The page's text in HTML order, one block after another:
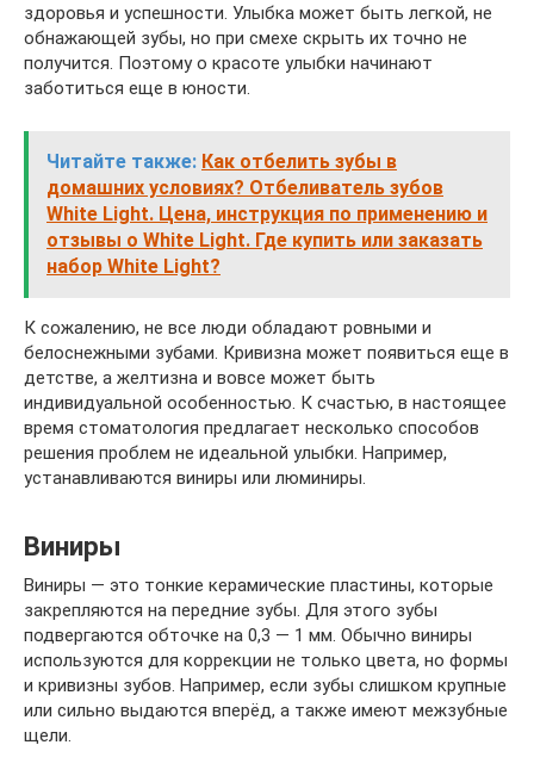
здоровья и успешности. Улыбка может быть легкой, не
обнажающей зубы, но при смехе скрыть их точно не
получится. Поэтому о красоте улыбки начинают
заботиться еще в юности.
Читайте также: Как отбелить зубы в
домашних условиях? Отбеливатель зубов
White Light. Цена, инструкция по применению и
отзывы о White Light. Где купить или заказать
набор White Light?
К сожалению, не все люди обладают ровными и
белоснежными зубами. Кривизна может появиться еще в
детстве, а желтизна и вовсе может быть
индивидуальной особенностью. К счастью, в настоящее
время стоматология предлагает несколько способов
решения проблем не идеальной улыбки. Например,
устанавливаются виниры или люминиры.
Виниры
Виниры — это тонкие керамические пластины, которые
закрепляются на передние зубы. Для этого зубы
подвергаются обточке на 0,3 — 1 мм. Обычно виниры
используются для коррекции не только цвета, но формы
и кривизны зубов. Например, если зубы слишком крупные
или сильно выдаются вперёд, а также имеют межзубные
щели.